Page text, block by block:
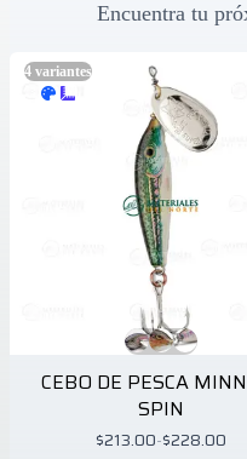
Encuentra tu
4 variantes
CEBO DE PESCA
SPIN
$213.00-$228.00